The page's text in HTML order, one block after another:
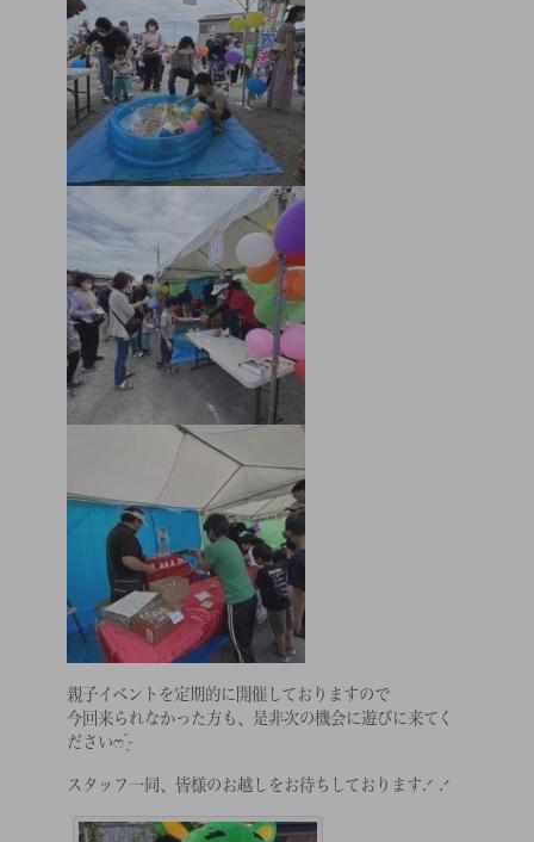
親子イベントを定期的に開催しておりますので
今回来られなかった方も、是非次の機会に遊びに来てく
ださい‪ෆ ̖́-‬
スタッフ一同、皆様のお越しをお待ちしております.ᐟ .ᐟ